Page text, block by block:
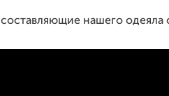
составляющие нашего